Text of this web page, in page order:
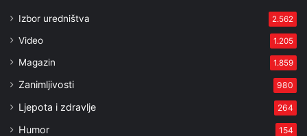
Izbor uredništva 2.562
Video 1.205
Magazin 1.859
Zanimljivosti 980
Ljepota i zdravlje 264
Humor 154